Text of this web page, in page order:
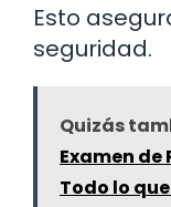
Esto
seguridad.
Quizás
Examen
Todo lo